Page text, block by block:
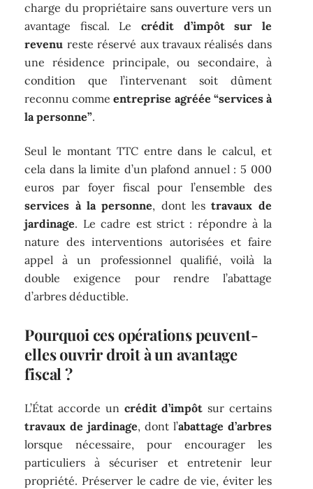
charge du propriétaire sans ouverture vers un
avantage fiscal. Le crédit d’impôt sur le
revenu reste réservé aux travaux réalisés dans
une résidence principale, ou secondaire, à
condition que l’intervenant soit dûment
reconnu commeentreprise agréée “services à
la personne”.
Seul le montant TTC entre dans le calcul, et
cela dans la limite d’un plafond annuel : 5 000
euros par foyer fiscal pour l’ensemble des
services à la personne, dont lestravaux de
jardinage. Le cadre est strict : répondre à la
nature des interventions autorisées et faire
appel à un professionnel qualifié, voilà la
double exigence pour rendre l’abattage
d’arbres déductible.
Pourquoi ces opérations peuvent-
elles ouvrir droit à un avantage
fiscal ?
L’État accorde un crédit d’impôt sur certains
travaux de jardinage, dont l’abattage d’arbres
lorsque nécessaire, pour encourager les
particuliers à sécuriser et entretenir leur
propriété. Préserver le cadre de vie, éviter les